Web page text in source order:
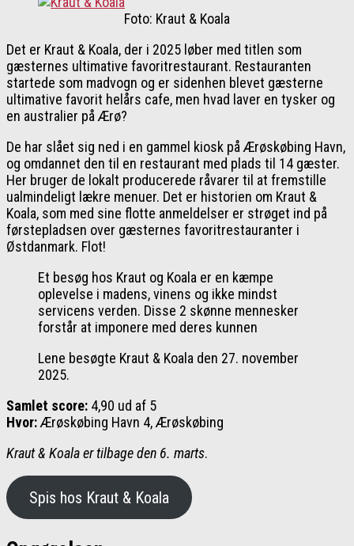
Foto: Kraut & Koala
Det er Kraut & Koala, der i 2025 løber med titlen som
gæsternes ultimative favoritrestaurant. Restauranten
startede som madvogn og er sidenhen blevet gæsterne
ultimative favorit helårs cafe, men hvad laver en tysker og
en australier på Ærø?
De har slået sig ned i en gammel kiosk på Ærøskøbing Havn,
og omdannet den til en restaurant med plads til 14 gæster.
Her bruger de lokalt producerede råvarer til at fremstille
ualmindeligt lækre menuer. Det er historien om Kraut &
Koala, som med sine flotte anmeldelser er strøget ind på
førstepladsen over gæsternes favoritrestauranter i
Østdanmark. Flot!
Et besøg hos Kraut og Koala er en kæmpe
oplevelse i madens, vinens og ikke mindst
servicens verden. Disse 2 skønne mennesker
forstår at imponere med deres kunnen
Lene besøgte Kraut & Koala den 27. november
2025.
Samlet score: 4,90 ud af 5
Hvor:Ærøskøbing Havn 4, Ærøskøbing
Kraut & Koala er tilbage den 6. marts.
Spis hos Kraut & Koala